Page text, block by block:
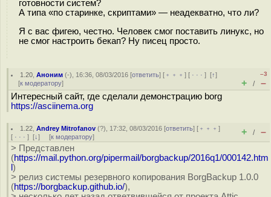
готовности систем?
А типа «по старинке, скриптами» — неадекватно, что ли?
Я с вас фигею, честно. Человек смог поставить линукс, но
не смог настроить бекап? Ну писец просто.
1.20 ,Аноним (-), 16:36, 08/03/2016 [ответить] [ ﹢﹢﹢] [ · · ·][↑]
[к модератору]
–3
+ / –
Интересный сайт, где сделали демонстрацию borg
https://asciinema.org
1.22 ,Andrey Mitrofanov (?), 17:32, 08/03/2016 [ответить] [ ﹢﹢﹢]
[ · · · ] [↓] [к модератору] + / –
> Представлен
(https://mail.python.org/pipermail/borgbackup/2016q1/000142.htm
)
> релиз системы резервного копирования BorgBackup 1.0.0
(https://borgbackup.github.io/),